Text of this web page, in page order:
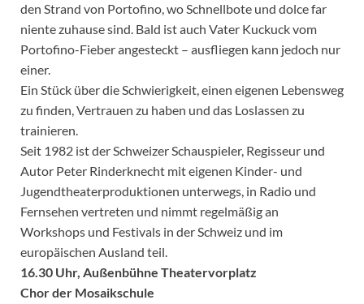
den Strand von Portofino, wo Schnellbote und dolce far
niente zuhause sind. Bald ist auch Vater Kuckuck vom
Portofino-Fieber angesteckt – ausfliegen kann jedoch nur
einer.
Ein Stück über die Schwierigkeit, einen eigenen Lebensweg
zu finden, Vertrauen zu haben und das Loslassen zu
trainieren.
Seit 1982 ist der Schweizer Schauspieler, Regisseur und
Autor Peter Rinderknecht mit eigenen Kinder- und
Jugendtheaterproduktionen unterwegs, in Radio und
Fernsehen vertreten und nimmt regelmäßig an
Workshops und Festivals in der Schweiz und im
europäischen Ausland teil.
16.30 Uhr, Außenbühne Theatervorplatz
Chor der Mosaikschule